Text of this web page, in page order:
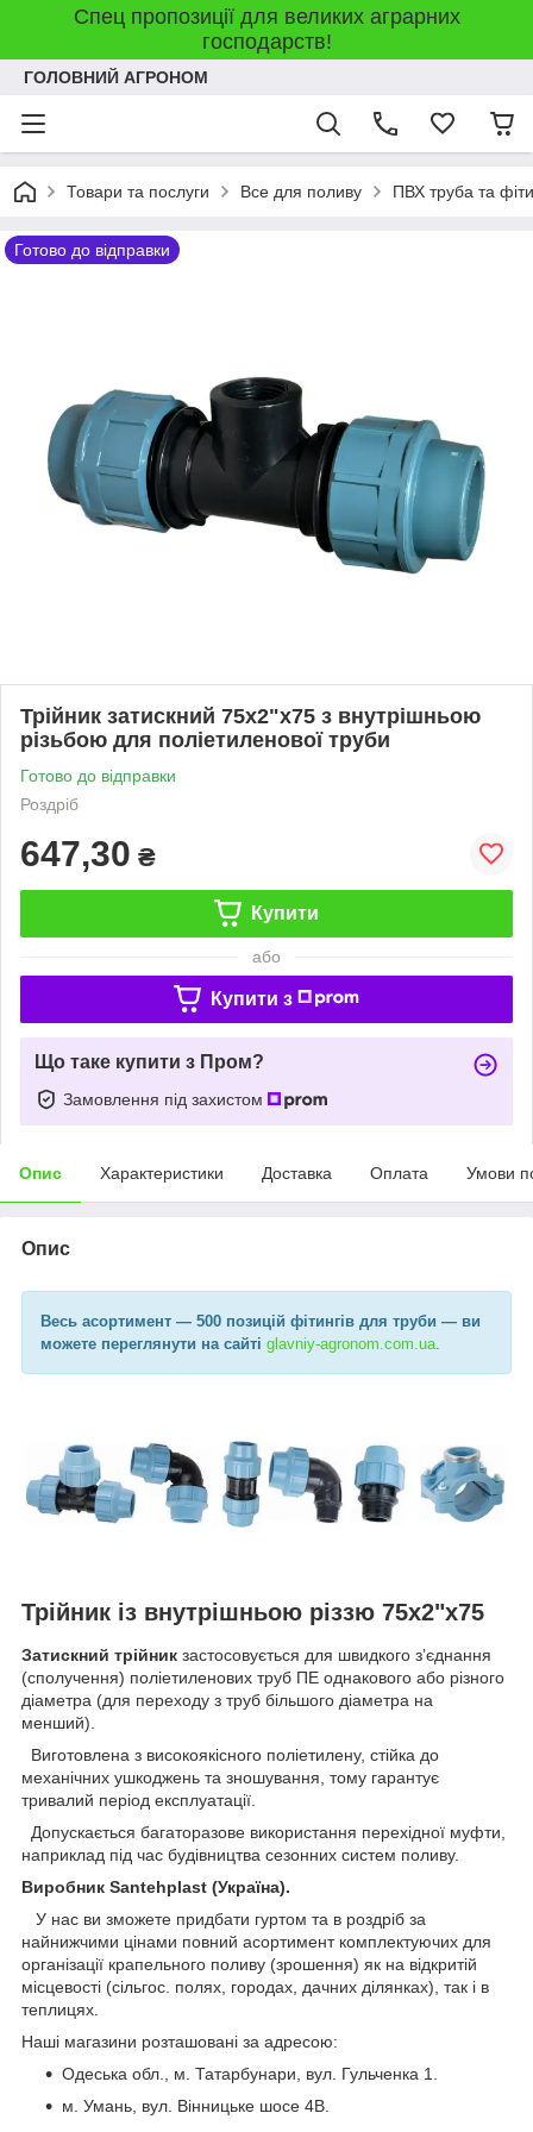
Спец пропозиції для великих аграрних
господарств!
ГОЛОВНИЙ АГРОНОМ
Товари та послуги Все для поливу ПВХ труба та
Готово до відправки
Трійник затискний 75х2"х75 з внутрішньою
різьбою для поліетиленової труби
Готово до відправки
Роздріб
647,30 ₴
Купити
або
Купити з
Що таке купити з Пром?
Замовлення під захистом
Опис Характеристики Доставка Оплата Умови
Опис
Весь асортимент — 500 позицій фітингів для труби — ви
можете переглянути на сайті glavniy-agronom.com.ua​
Трійник із внутрішньою різзю 75х2"х75
Затискний трійник застосовується для швидкого зʼєднання
(сполучення) поліетиленових труб ПЕ однакового або різного
діаметра (для переходу з труб більшого діаметра на
менший).
Виготовлена з високоякісного поліетилену, стійка до
механічних ушкоджень та зношування, тому гарантує
тривалий період експлуатації.
Допускається багаторазове використання перехідної муфти,
наприклад під час будівництва сезонних систем поливу.
Виробник Santehplast (Україна).
У нас ви зможете придбати гуртом та в роздріб за
найнижчими цінами повний асортимент комплектуючих для
організації крапельного поливу (зрошення) як на відкритій
місцевості (сільгос. полях, городах, дачних ділянках), так і в
теплицях.
Наші магазини розташовані за адресою:
Одеська обл., м. Татарбунари, вул. Гульченка 1.
м. Умань, вул. Вінницьке шосе 4В.